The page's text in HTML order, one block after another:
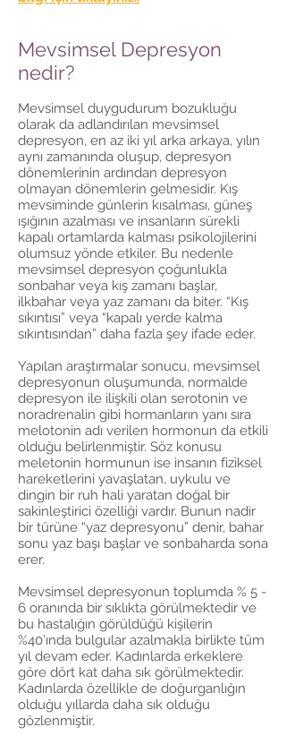
Mevsimsel Depresyon
nedir?
Mevsimsel duygudurum bozukluğu
olarak da adlandırılan mevsimsel
depresyon, en az iki yıl arka arkaya, yılın
aynı zamanında oluşup, depresyon
dönemlerinin ardından depresyon
olmayan dönemlerin gelmesidir. Kış
mevsiminde günlerin kısalması, güneş
ışığının azalması ve insanların sürekli
kapalı ortamlarda kalması psikolojilerini
olumsuz yönde etkiler. Bu nedenle
mevsimsel depresyon çoğunlukla
sonbahar veya kış zamanı başlar,
ilkbahar veya yaz zamanı da biter. “Kış
sıkıntısı” veya “kapalı yerde kalma
sıkıntısından” daha fazla şey ifade eder.
Yapılan araştırmalar sonucu, mevsimsel
depresyonun oluşumunda, normalde
depresyon ile ilişkili olan serotonin ve
noradrenalin gibi hormanların yanı sıra
melotonin adı verilen hormonun da etkili
olduğu belirlenmiştir. Söz konusu
meletonin hormunun ise insanın fiziksel
hareketlerini yavaşlatan, uykulu ve
dingin bir ruh hali yaratan doğal bir
sakinleştirici özelliği vardır. Bunun nadir
bir türüne “yaz depresyonu” denir, bahar
sonu yaz başı başlar ve sonbaharda sona
erer.
Mevsimsel depresyonun toplumda % 5 -
6 oranında bir sıklıkta görülmektedir ve
bu hastalığın görüldüğü kişilerin
%40’ında bulgular azalmakla birlikte tüm
yıl devam eder. Kadınlarda erkeklere
göre dört kat daha sık görülmektedir.
Kadınlarda özellikle de doğurganlığın
olduğu yıllarda daha sık olduğu
gözlenmiştir.